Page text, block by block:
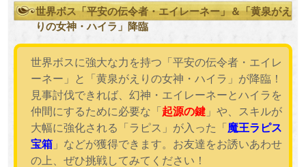
世界ボス「平安の伝令者・エイレーネー」＆「黄泉がえ
りの女神・ハイラ」降臨
世界ボスに強大な力を持つ「平安の伝令者・エイレ
ーネー」と「黄泉がえりの女神・ハイラ」が降臨！
見事討伐できれば、幻神・エイレーネーとハイラを
仲間にするために必要な「起源の鍵」や、スキルが
大幅に強化される「ラピス」が入った「魔王ラピス
宝箱」などが獲得できます。お友達をお誘いあわせ
の上、ぜひ挑戦してみてください！